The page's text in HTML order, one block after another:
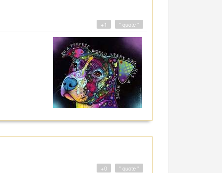
" quote "
+1
" quote "
+0